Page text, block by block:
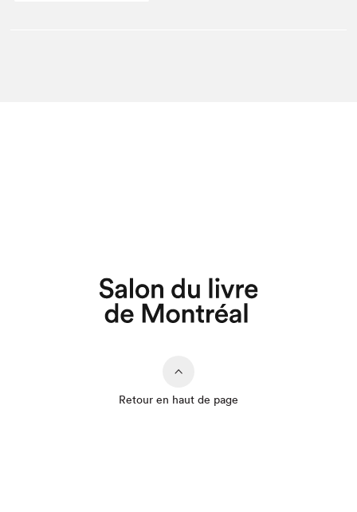
Retour en haut de page